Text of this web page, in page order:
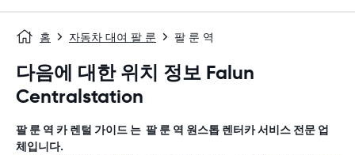
홈 자동차 대여 팔 룬 팔 룬 역
다음에 대한 위치 정보 Falun
Centralstation
팔 룬 역 카 렌털 가이드 는 팔 룬 역 원스톱 렌터카 서비스 전문 업
체입니다.